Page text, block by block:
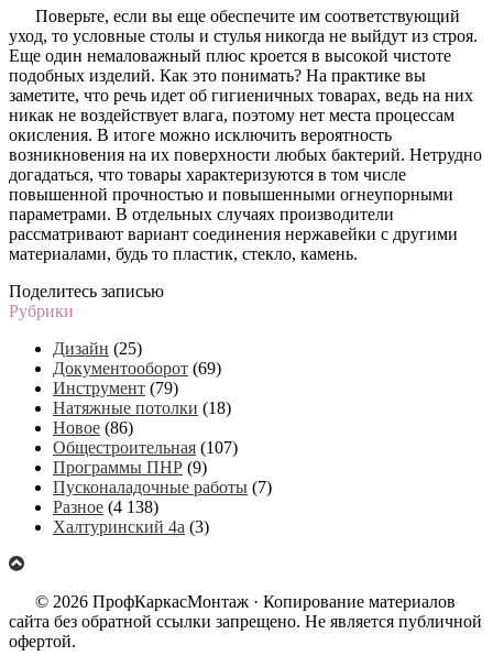
Поверьте, если вы еще обеспечите им соответствующий
уход, то условные столы и стулья никогда не выйдут из строя.
Еще один немаловажный плюс кроется в высокой чистоте
подобных изделий. Как это понимать? На практике вы
заметите, что речь идет об гигиеничных товарах, ведь на них
никак не воздействует влага, поэтому нет места процессам
окисления. В итоге можно исключить вероятность
возникновения на их поверхности любых бактерий. Нетрудно
догадаться, что товары характеризуются в том числе
повышенной прочностью и повышенными огнеупорными
параметрами. В отдельных случаях производители
рассматривают вариант соединения нержавейки с другими
материалами, будь то пластик, стекло, камень.
Поделитесь записью
Рубрики
Дизайн (25)
Документооборот (69)
Инструмент (79)
Натяжные потолки (18)
Новое (86)
Общестроительная (107)
Программы ПНР (9)
Пусконаладочные работы (7)
Разное (4 138)
Халтуринский 4а (3)
© 2026 ПрофКаркасМонтаж · Копирование материалов
сайта без обратной ссылки запрещено. Не является публичной
офертой.